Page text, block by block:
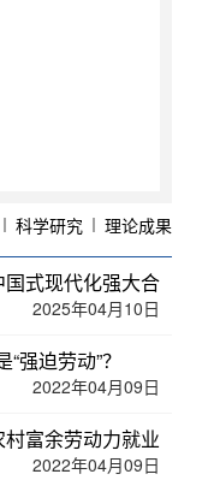
科学研究 理论成果
式现代化强大合
2025年04月10日
强迫劳动”？
2022年04月09日
富余劳动力就业
2022年04月09日